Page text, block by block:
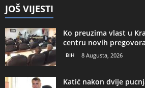
JOŠ VIJESTI
Ko preuzima vlast u
centru novih pregovora
BIH 8 Augusta, 2026
Katić nakon dvije